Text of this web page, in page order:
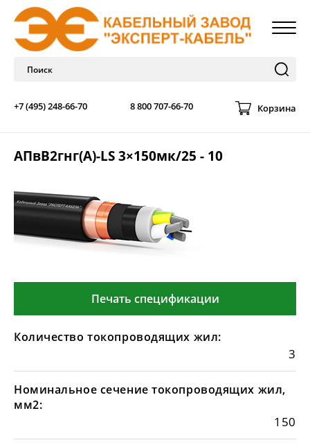
+7 (495) 248-66-70 8 800 707-66-70 Корзина
АПвВ2гнг(А)-LS 3×150мк/25 - 10
Печать спецификации
Количество токопроводящих жил:
3
Номинальное сечение токопроводящих жил,
мм2:
150